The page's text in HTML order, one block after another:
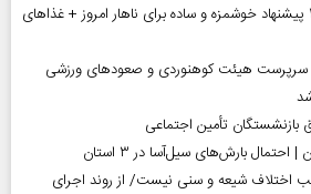
ناهار چی درست کنم؟ | ۲۰ پیشنهاد خوشمزه و ساده برای ناهار امروز + غذاهای
سرپرست هیئت کوهنوردی و صعودهای ورزشی
بازنشستگان تأمین اجتماعی
اختلاف شیعه و سنی نیست/ از روند اجرای